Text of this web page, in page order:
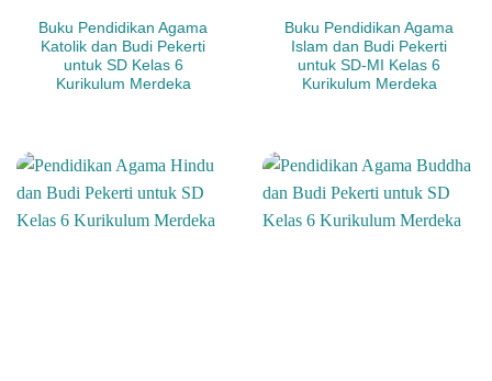
Buku Pendidikan Agama
Katolik dan Budi Pekerti
untuk SD Kelas 6
Kurikulum Merdeka
Buku Pendidikan Agama
Islam dan Budi Pekerti
untuk SD-MI Kelas 6
Kurikulum Merdeka